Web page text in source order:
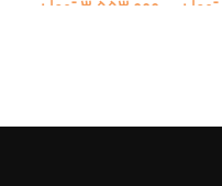
تومان 3,553,000تومان